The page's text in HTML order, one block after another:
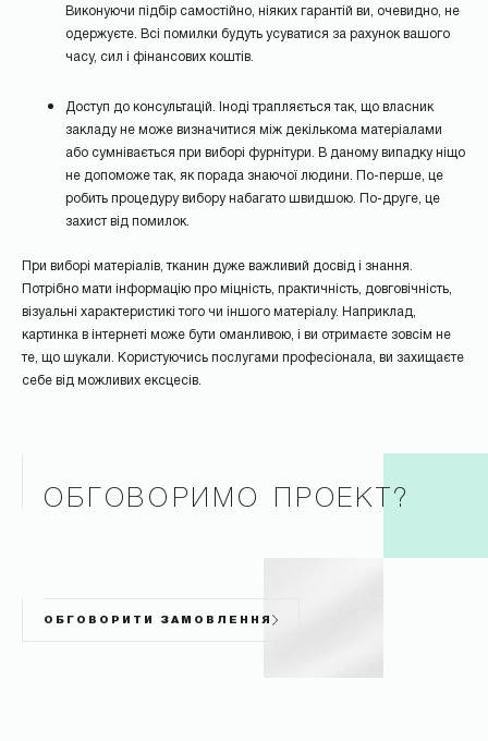
Виконуючи підбір самостійно, ніяких гарантій ви, очевидно, не
одержуєте. Всі помилки будуть усуватися за рахунок вашого
часу, сил і фінансових коштів.
Доступ до консультацій. Іноді трапляється так, що власник
закладу не може визначитися між декількома матеріалами
або сумнівається при виборі фурнітури. В даному випадку ніщо
не допоможе так, як порада знаючої людини. По-перше, це
робить процедуру вибору набагато швидшою. По-друге, це
захист від помилок.
При виборі матеріалів, тканин дуже важливий досвід і знання.
Потрібно мати інформацію про міцність, практичність, довговічність,
візуальні характеристикі того чи іншого матеріалу. Наприклад,
картинка в інтернеті може бути оманливою, і ви отримаєте зовсім не
те, що шукали. Користуючись послугами професіонала, ви захищаєте
себе від можливих ексцесів.
ОБГОВОРИМО ПРОЕКТ?
ОБГОВОРИТИ ЗАМОВЛЕННЯ